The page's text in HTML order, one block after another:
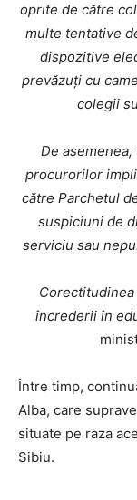
oprite de către
multe tentative
dispozitive
prevăzuți cu
colegii
De
procurorilor
către Parchetul
suspiciuni de
serviciu sau
încrederii în
Între timp,
Alba, care
situate pe raza
Sibiu.